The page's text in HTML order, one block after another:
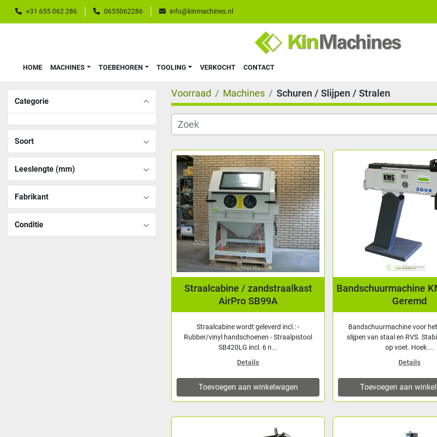
+31 655 062 286 0655062286 info@kinmachines.nl
HOME MACHINES TOEBEHOREN TOOLING VERKOCHT CONTACT
Categorie
Soort
Leeslengte (mm)
Fabrikant
Conditie
Voorraad Machines Schuren / Slijpen / Stralen
Straalcabine / zandstraalkast
AirPro SB99A
Straalcabine wordt geleverd incl.: -
Rubber/vinyl handschoenen - Straalpistool
SB420LG incl. 6 n...
Details
Toevoegen aan winkelwagen
Bandschuurmachine
Geremd
Bandschuurmachine voor
slijpen van staal en RVS.
op voet. Hoek ...
Details
Toevoegen aan